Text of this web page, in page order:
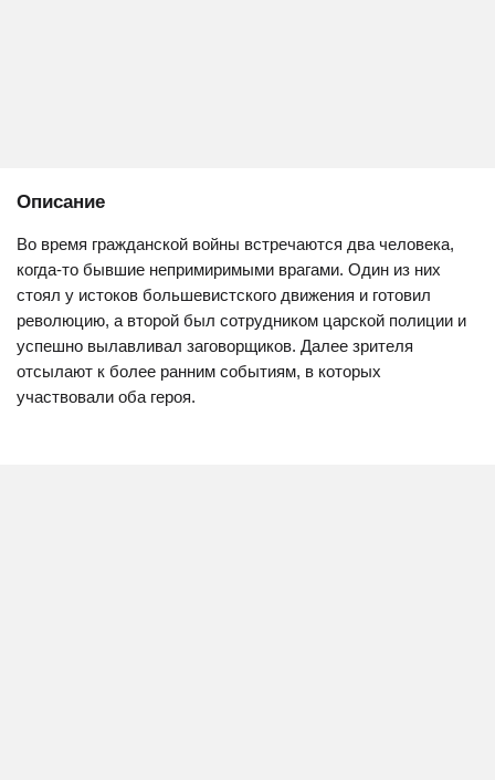
Описание
Во время гражданской войны встречаются два человека,
когда-то бывшие непримиримыми врагами. Один из них
стоял у истоков большевистского движения и готовил
революцию, а второй был сотрудником царской полиции и
успешно вылавливал заговорщиков. Далее зрителя
отсылают к более ранним событиям, в которых
участвовали оба героя.